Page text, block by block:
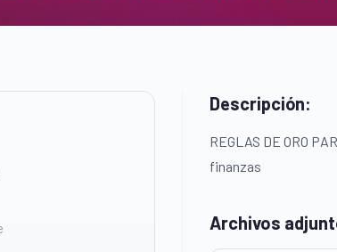
Descripción:
REGLAS DE ORO
finanzas
Archivos